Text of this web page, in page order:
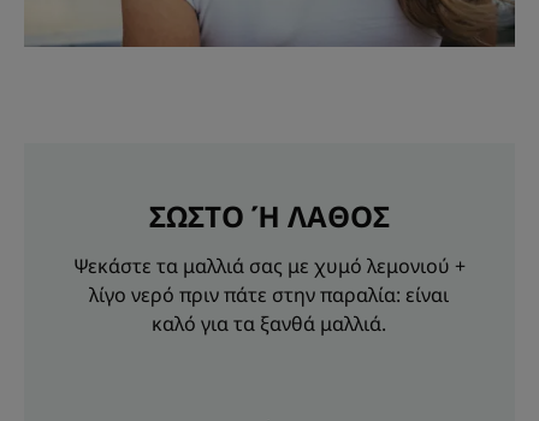
ΣΩΣΤΟ Ή ΛΑΘΟΣ
Ψεκάστε τα μαλλιά σας με χυμό λεμονιού +
λίγο νερό πριν πάτε στην παραλία: είναι
καλό για τα ξανθά μαλλιά.